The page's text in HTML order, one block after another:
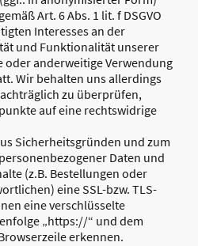
Art. 6 Abs. 1 lit. f DSGVO
Interesses an der
und Funktionalität unserer
oder anderweitige Verwendung
Wir behalten uns allerdings
zu überprüfen,
auf eine rechtswidrige
Sicherheitsgründen und zum
Daten und
(z.B. Bestellungen oder
eine SSL-bzw. TLS-
eine verschlüsselte
„https://“ und dem
erkennen.